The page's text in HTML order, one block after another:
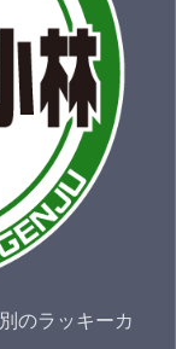
のラッキーカ